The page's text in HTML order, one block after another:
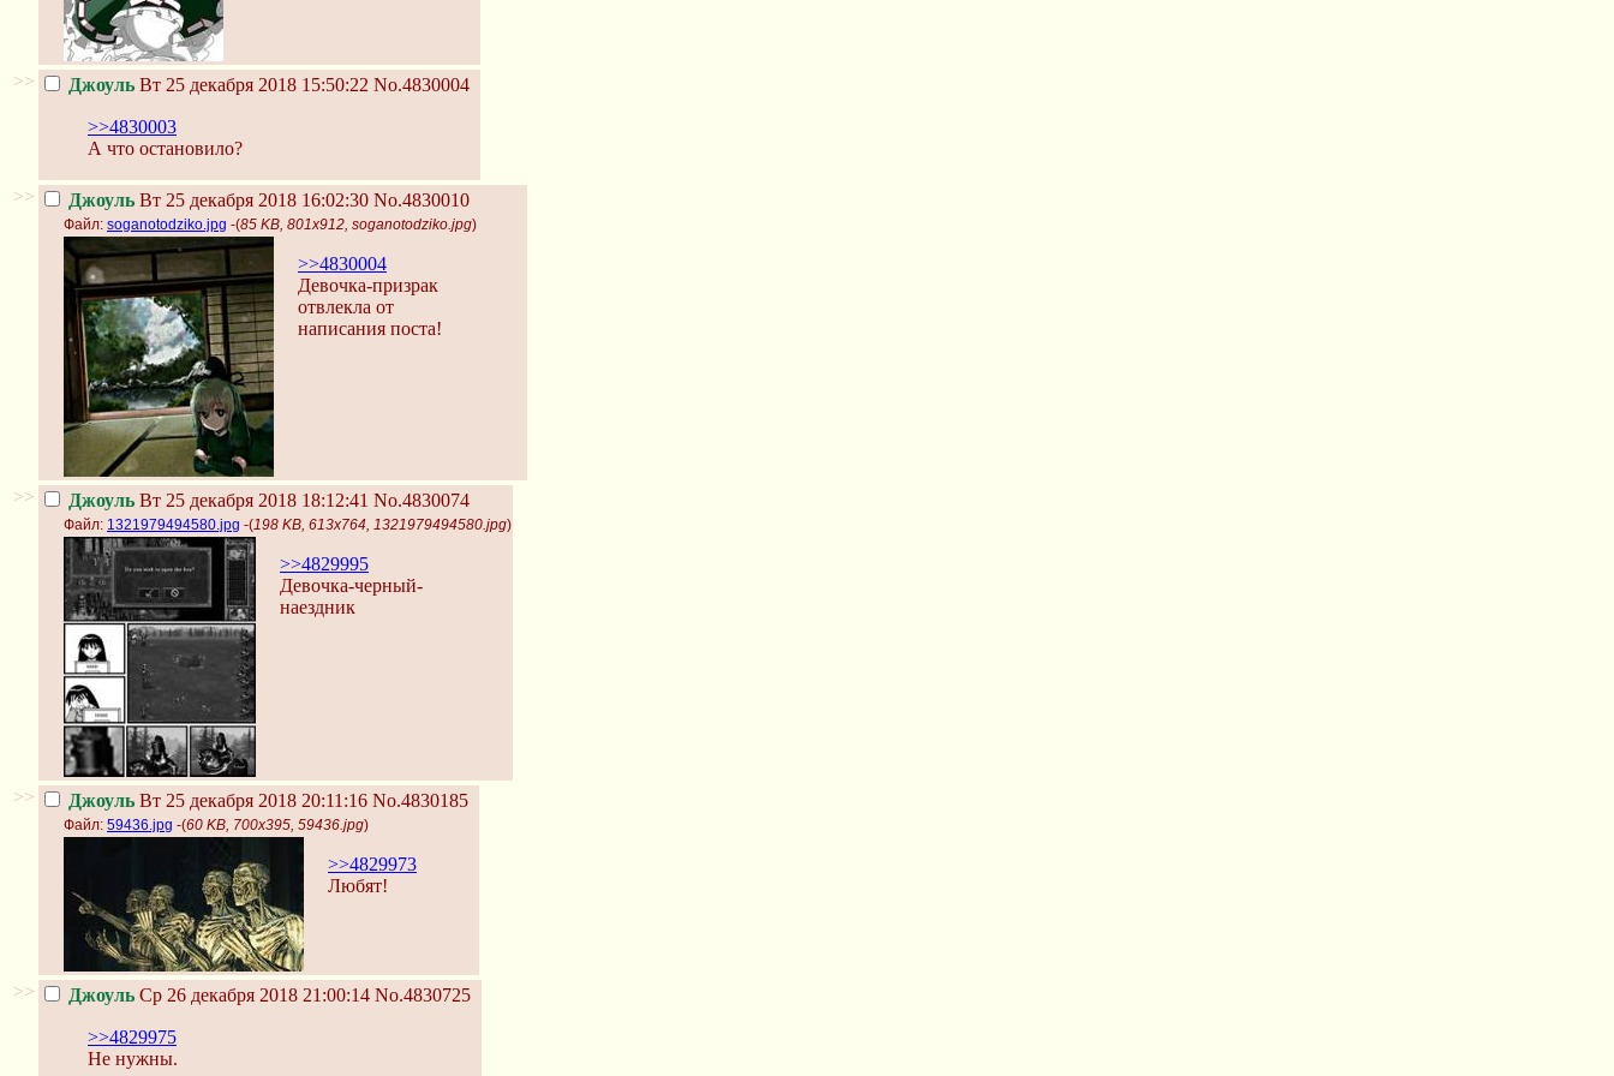
>> Джоуль Вт 25 декабря 2018 15:50:22 No.4830004
>>4830003
А что остановило?
>> Джоуль Вт 25 декабря 2018 16:02:30 No.4830010
Файл: soganotodziko.jpg -(85 KB, 801x912, soganotodziko.jpg)
>>4830004
Девочка-призрак
отвлекла от
написания поста!
>> Джоуль Вт 25 декабря 2018 18:12:41 No.4830074
Файл: 1321979494580.jpg -(198 KB, 613x764, 1321979494580.jpg)
>>4829995
Девочка-черный-
наездник
>> Джоуль Вт 25 декабря 2018 20:11:16 No.4830185
Файл: 59436.jpg -(60 KB, 700x395, 59436.jpg)
>>4829973
Любят!
>> Джоуль Ср 26 декабря 2018 21:00:14 No.4830725
>>4829975
Не нужны.